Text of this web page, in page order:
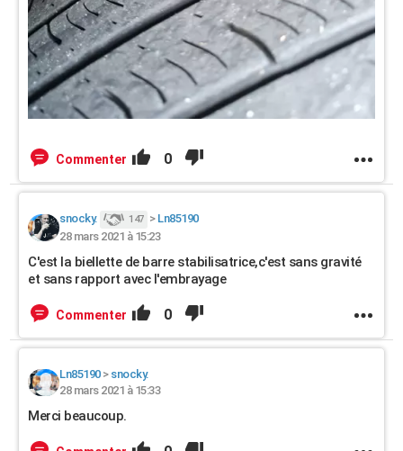
Commenter 0
snocky. 147 > Ln85190
28 mars 2021 à 15:23
C'est la biellette de barre stabilisatrice,c'est sans gravité
et sans rapport avec l'embrayage
Commenter 0
Ln85190> snocky.
28 mars 2021 à 15:33
Merci beaucoup.